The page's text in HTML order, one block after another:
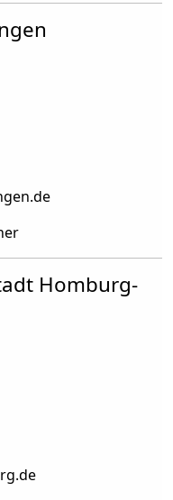
Homburg-